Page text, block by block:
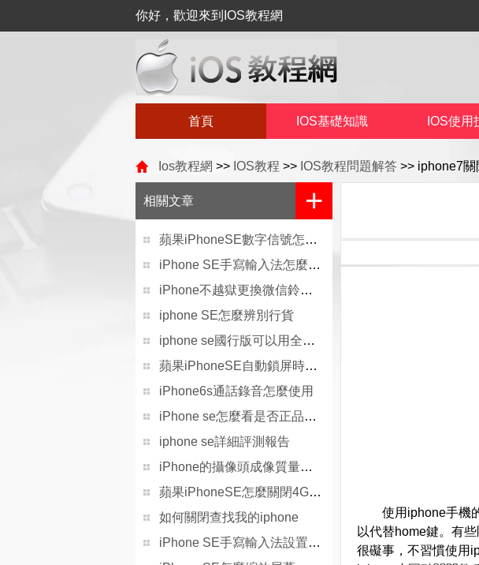
你好，歡迎來到IOS教程網
首頁 IOS基礎知識 IOS使用
Ios教程網 >> IOS教程 >> IOS教程問題解答 >> iphone7
使用iphone手機
以代替home鍵。有
很礙事，不習慣使用
相關文章 +
蘋果iPhoneSE數字信號怎麼還原圓點
iPhone SE手寫輸入法怎麼設置
iPhone不越獄更換微信鈴聲的方法
iphone SE怎麼辨別行貨
iphone se國行版可以用全網通的手機卡嗎？
蘋果iPhoneSE自動鎖屏時間怎麼設置
iPhone6s通話錄音怎麼使用
iPhone se怎麼看是否正品行貨
iphone se詳細評測報告
iPhone的攝像頭成像質量為什麼好？
蘋果iPhoneSE怎麼關閉4G網絡
如何關閉查找我的iphone
iPhone SE手寫輸入法設置方法